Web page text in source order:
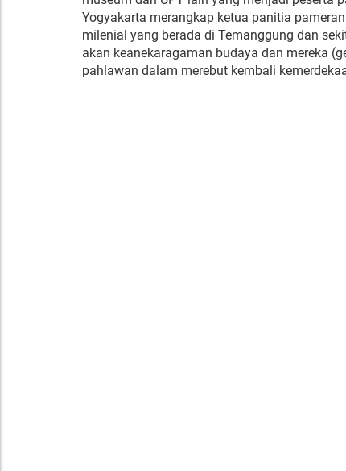
Yogyakarta merangkap ketua panitia
milenial yang berada di Temanggung dan
akan keanekaragaman budaya dan mereka
pahlawan dalam merebut kembali